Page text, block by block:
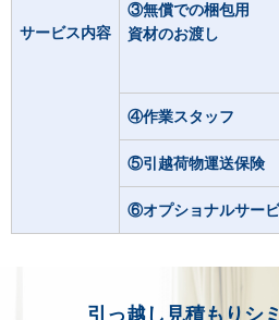
サービス内容
③無償での梱包⽤
資材のお渡し
④作業スタッフ
⑤引越荷物運送保険
⑥オプショナルサー
引っ越し見積もりシ